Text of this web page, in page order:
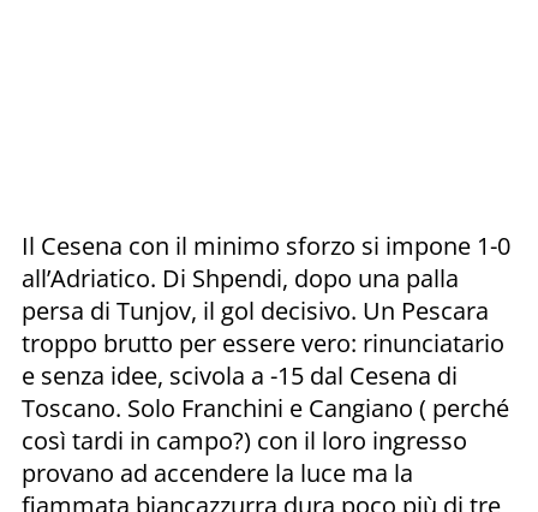
Il Cesena con il minimo sforzo si impone 1-0
all’Adriatico. Di Shpendi, dopo una palla
persa di Tunjov, il gol decisivo. Un Pescara
troppo brutto per essere vero: rinunciatario
e senza idee, scivola a -15 dal Cesena di
Toscano. Solo Franchini e Cangiano ( perché
così tardi in campo?) con il loro ingresso
provano ad accendere la luce ma la
fiammata biancazzurra dura poco più di tre